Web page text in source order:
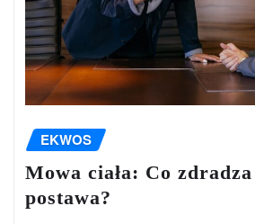
EKWOS
Mowa ciała: Co zdradza
postawa?